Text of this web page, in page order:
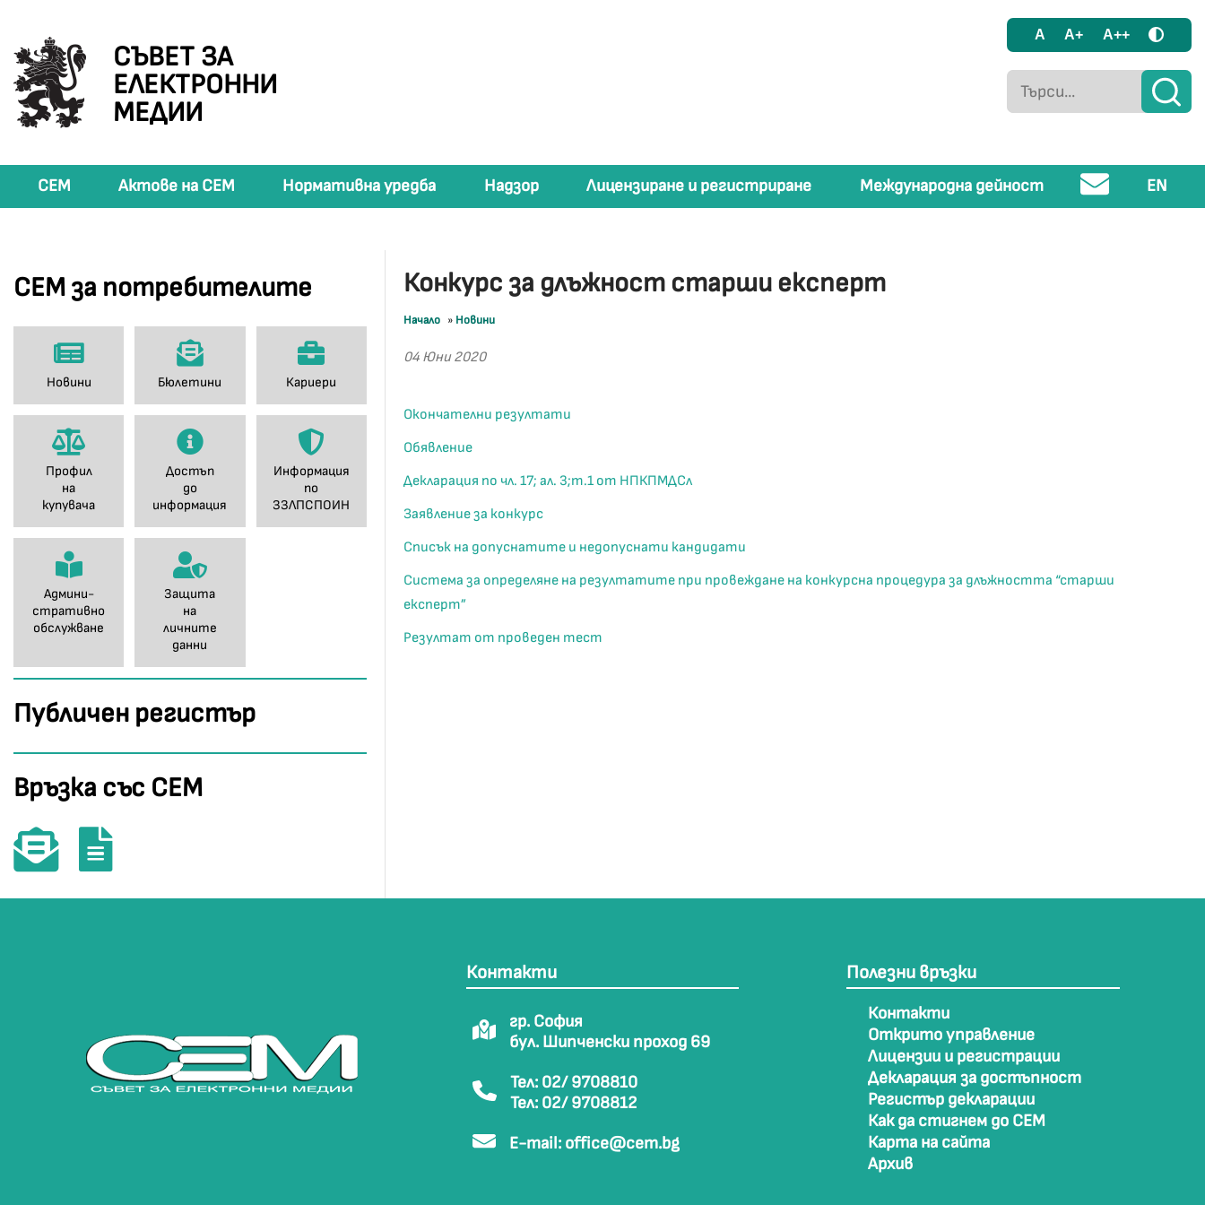
СЪВЕТ ЗА
ЕЛЕКТРОННИ
МЕДИИ
A A+ A++
СЕМ Актове на СЕМ Нормативна уредба Надзор Лицензиране и регистриране Международна дейност EN
СЕМ за потребителите
Новини Бюлетини Кариери
Профил
на
купувача
Достъп
до
информация
Информация
по
ЗЗЛПСПОИН
Админи-
стративно
обслужване
Защита
на
личните
данни
Публичен регистър
Връзка със СЕМ
Конкурс за длъжност старши експерт
Начало » Новини
04 Юни 2020
Окончателни резултати
Обявление
Декларация по чл. 17; ал. 3;т.1 от НПКПМДСл
Заявление за конкурс
Списък на допуснатите и недопуснати кандидати
Система за определяне на резултатите при провеждане на конкурсна процедура за длъжността “старши
експерт”
Резултат от проведен тест
Контакти
гр. София
бул. Шипченски проход 69
Тел: 02/ 9708810
Тел: 02/ 9708812
E-mail: office@cem.bg
Полезни връзки
Контакти
Открито управление
Лицензии и регистрации
Декларация за достъпност
Регистър декларации
Как да стигнем до СЕМ
Карта на сайта
Архив